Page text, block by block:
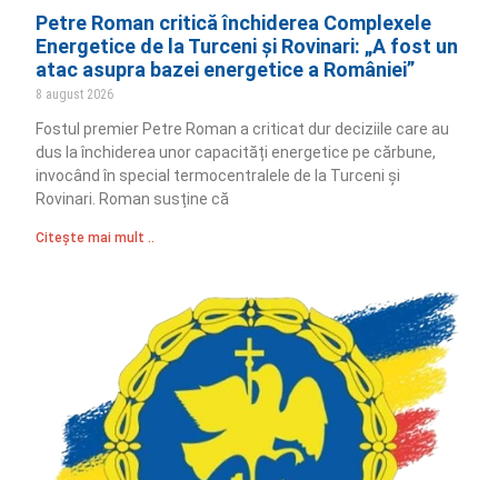
Petre Roman critică închiderea Complexele
Energetice de la Turceni și Rovinari: „A fost un
atac asupra bazei energetice a României”
8 august 2026
Fostul premier Petre Roman a criticat dur deciziile care au
dus la închiderea unor capacități energetice pe cărbune,
invocând în special termocentralele de la Turceni și
Rovinari. Roman susține că
Citește mai mult ..